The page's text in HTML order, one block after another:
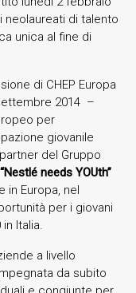
neolaureati di talento
unica al fine di
di CHEP Europa
2014 –
per
giovanile
del Gruppo
“Nestlé needs YOUth”
in Europa, nel
per i giovani
Italia.
a livello
da subito